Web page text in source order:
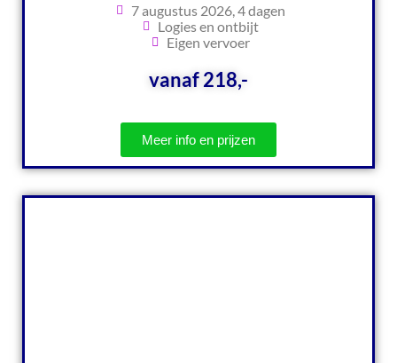
7 augustus 2026, 4 dagen
Logies en ontbijt
Eigen vervoer
vanaf 218,-
Meer info en prijzen